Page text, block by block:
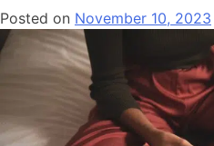
Posted on November 10, 2023